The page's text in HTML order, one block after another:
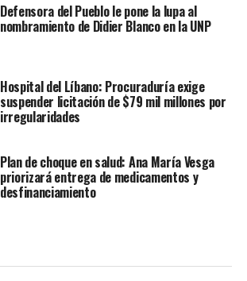
Defensora del Pueblo le pone la lupa al
nombramiento de Didier Blanco en la UNP
Hospital del Líbano: Procuraduría exige
suspender licitación de $79 mil millones por
irregularidades
Plan de choque en salud: Ana María Vesga
priorizará entrega de medicamentos y
desfinanciamiento